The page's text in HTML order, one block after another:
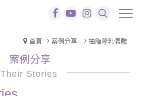
首頁 案例分享 抽脂隆乳體雕
案例分享
Their Stories